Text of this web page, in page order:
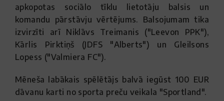
apkopotas sociālo tīklu lietotāju balsis un
komandu pārstāvju vērtējums. Balsojumam tika
izvirzīti arī Niklāvs Treimanis ("Leevon PPK"),
Kārlis Pirktiņš (JDFS "Alberts") un Gleilsons
Lopess ("Valmiera FC").
Mēneša labākais spēlētājs balvā iegūst 100 EUR
dāvanu karti no sporta preču veikala "Sportland".